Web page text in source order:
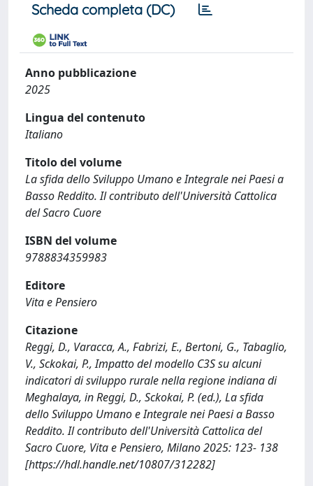
Scheda completa (DC)
Anno pubblicazione
2025
Lingua del contenuto
Italiano
Titolo del volume
La sfida dello Sviluppo Umano e Integrale nei Paesi a
Basso Reddito. Il contributo dell'Università Cattolica
del Sacro Cuore
ISBN del volume
9788834359983
Editore
Vita e Pensiero
Citazione
Reggi, D., Varacca, A., Fabrizi, E., Bertoni, G., Tabaglio,
V., Sckokai, P., Impatto del modello C3S su alcuni
indicatori di sviluppo rurale nella regione indiana di
Meghalaya, in Reggi, D., Sckokai, P. (ed.), La sfida
dello Sviluppo Umano e Integrale nei Paesi a Basso
Reddito. Il contributo dell'Università Cattolica del
Sacro Cuore, Vita e Pensiero, Milano 2025: 123- 138
[https://hdl.handle.net/10807/312282]